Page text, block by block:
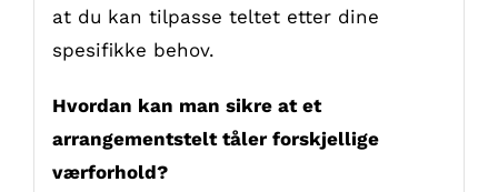
at du kan tilpasse teltet etter dine
spesifikke behov.
Hvordan kan man sikre at et
arrangementstelt tåler forskjellige
værforhold?